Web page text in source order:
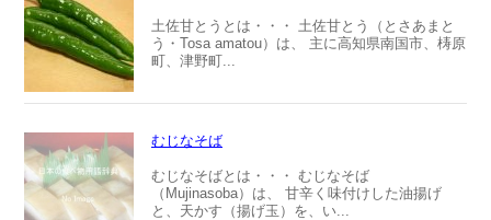
土佐甘とうとは・・・ 土佐甘とう（とさあまと
う・Tosa amatou）は、 主に高知県南国市、梼原
町、津野町...
むじなそば
むじなそばとは・・・ むじなそば
（Mujinasoba）は、 甘辛く味付けした油揚げ
と、天かす（揚げ玉）を、い...